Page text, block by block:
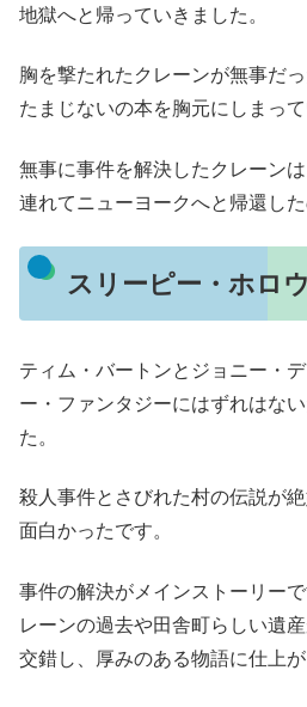
地獄へと帰っていきました。
胸を撃たれたクレーンが無事だ
たまじないの本を胸元にしまって
無事に事件を解決したクレーン
連れてニューヨークへと帰還した
スリーピー・ホロ
ティム・バートンとジョニー・
ー・ファンタジーにはずれはな
た。
殺人事件とさびれた村の伝説が
面白かったです。
事件の解決がメインストーリー
レーンの過去や田舎町らしい遺
交錯し、厚みのある物語に仕上が